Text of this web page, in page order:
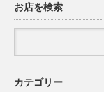
お店を検索
カテゴリー